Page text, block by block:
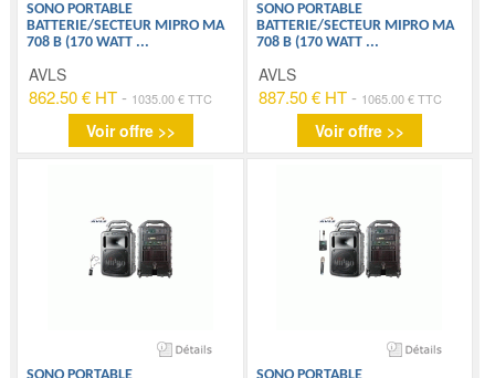
SONO PORTABLE
BATTERIE/SECTEUR MIPRO MA
708 B (170 WATT ...
AVLS
862.50 € HT - 1035.00 € TTC
Voir offre >>
SONO PORTABLE
BATTERIE/SECTEUR MIPRO MA
708 B (170 WATT ...
AVLS
887.50 € HT- 1065.00 € TTC
Voir offre >>